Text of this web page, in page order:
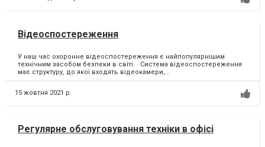
Відеоспостереження
У наш час охоронне відеоспостереження є найпопулярнішим
технічним засобом безпеки в світі. Система відеоспостереження
має структуру, до якої входять відеокамери,...
15 жовтня 2021 р.
Регулярне обслуговування техніки в офісі